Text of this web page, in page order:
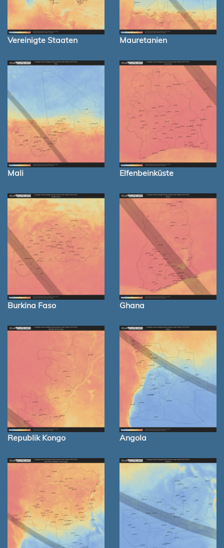
Vereinigte Staaten Mauretanien
Mali Elfenbeinküste
Burkina Faso Ghana
Republik Kongo Angola